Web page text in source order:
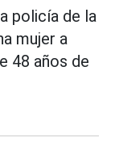
policía de la
mujer a
48 años de